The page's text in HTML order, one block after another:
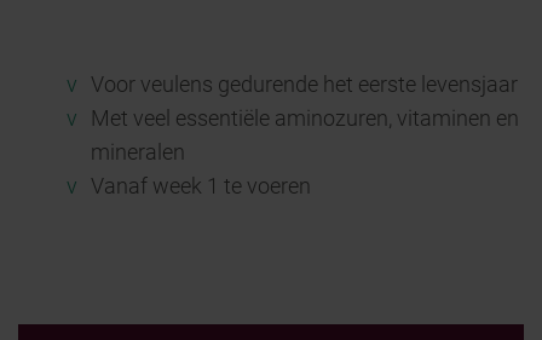
v Voor veulens gedurende het eerste levensjaar
v
Met veel essentiële aminozuren, vitaminen en
mineralen
v Vanaf week 1 te voeren